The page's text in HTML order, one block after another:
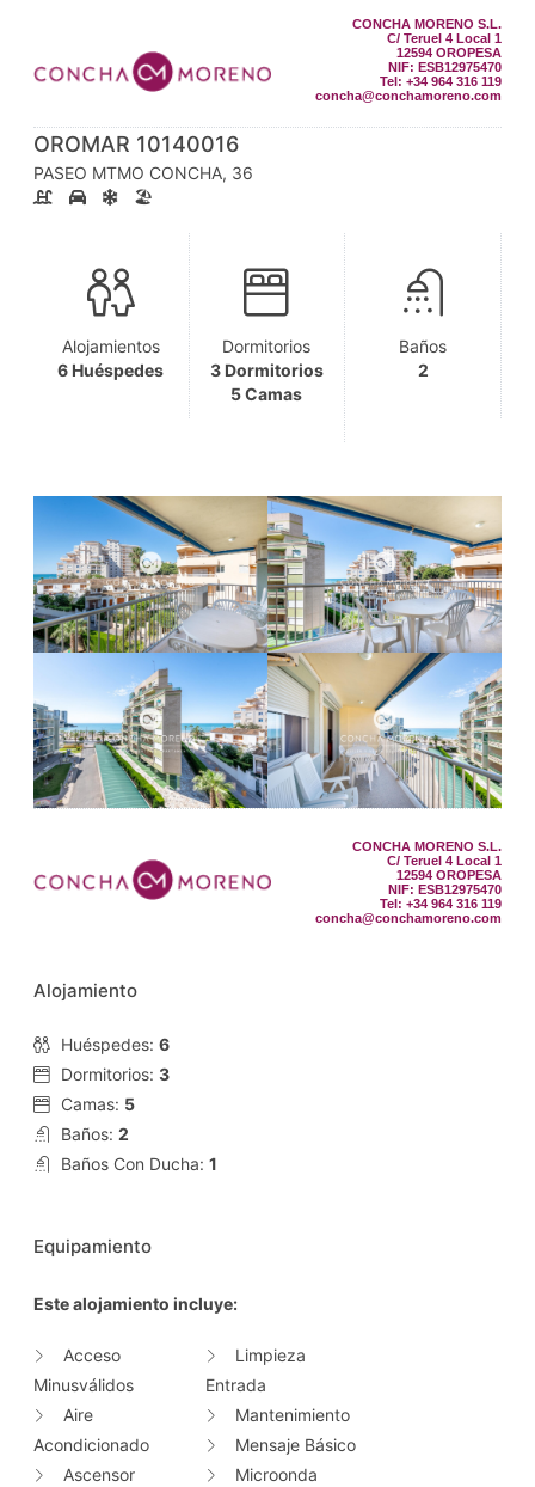
CONCHA MORENO S.L.
C/ Teruel 4 Local 1
12594 OROPESA
NIF: ESB12975470
Tel: +34 964 316 119
concha@conchamoreno.com
OROMAR 10140016
PASEO MTMO CONCHA, 36
🏖️
Alojamientos
6 Huéspedes
Dormitorios
3 Dormitorios
5 Camas
Baños
2
CONCHA MORENO S.L.
C/ Teruel 4 Local 1
12594 OROPESA
NIF: ESB12975470
Tel: +34 964 316 119
concha@conchamoreno.com
Alojamiento
Huéspedes: 6
Dormitorios: 3
Camas: 5
Baños: 2
Baños Con Ducha: 1
Equipamiento
Este alojamiento incluye:
Acceso
Minusválidos
Aire
Acondicionado
Ascensor
Limpieza
Entrada
Mantenimiento
Mensaje Básico
Microonda